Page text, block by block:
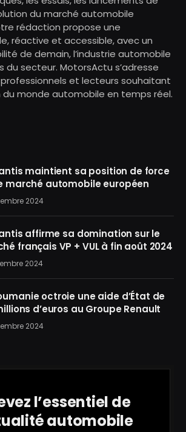
du marché automobile
rédaction propose une
réactive et accessible, avec un
de demain, l’industrie automobile
secteur. MotorsActu s’adresse
et lecteurs souhaitant
du monde automobile en temps réel.
maintient sa position de force
marché automobile européen
2024
affirme sa domination sur le
français VP + VUL à fin août 2024
2024
octroie une aide d’État de
d’euros au Groupe Renault
2024
l’essentiel de
automobile